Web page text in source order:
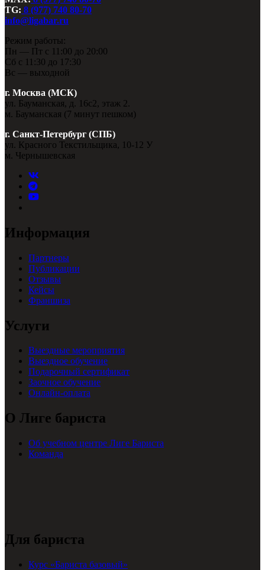
TG: 8 (977) 740 80-70
info@ligabar.ru
Режим работы:
Пн — Пт с 11:00 до 20:00
Сб с 11:30 до 17:30
Вс — выходной
г. Москва (МСК)
ул. Бауманская, д. 16с2, этаж 2.
м. Бауманская (7 минут пешком)
г. Санкт-Петербург (СПБ)
ул. Красного Текстильщика, 10-12 У
м. Чернышевская
Информация
Партнеры
Публикации
Отзывы
Кейсы
Франшиза
Услуги
Выездные мероприятия
Выездное обучение
Подарочный сертификат
Заочное обучение
Онлайн-оплата
О Лиге бариста
Об учебном центре Лиге Бариста
Команда
Для бариста
Курс «Бариста базовый»